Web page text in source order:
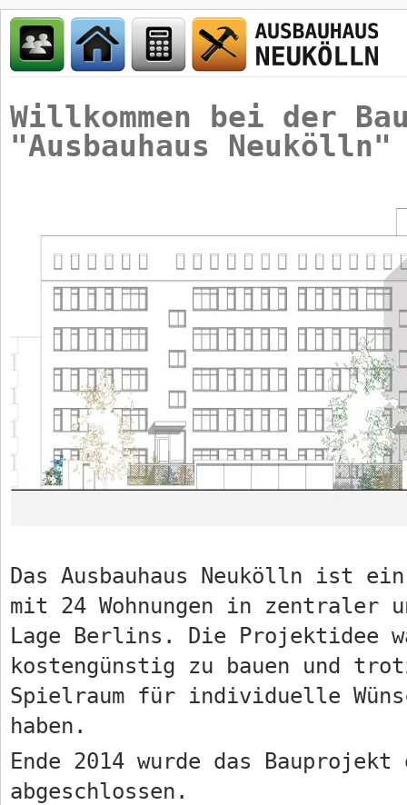
Willkommen bei der
"Ausbauhaus Neukölln"
Das Ausbauhaus Neukölln ist
mit 24 Wohnungen in zentraler
Lage Berlins. Die Projektidee
kostengünstig zu bauen und
Spielraum für individuelle
haben.
Ende 2014 wurde das
abgeschlossen.